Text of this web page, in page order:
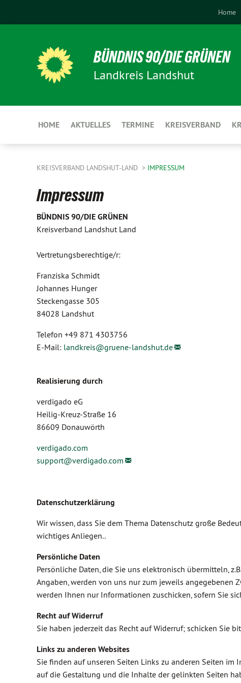
Home
BÜNDNIS 90/DIE GRÜNEN
Landkreis Landshut
HOME AKTUELLES TERMINE KREISVERBAND
KREISVERBAND LANDSHUT-LAND IMPRESSUM
Impressum
BÜNDNIS 90/DIE GRÜNEN
Kreisverband Landshut Land
Vertretungsberechtige/r:
Franziska Schmidt
Johannes Hunger
Steckengasse 305
84028 Landshut
Telefon +49 871 4303756
E-Mail: landkreis@gruene-landshut.de
Realisierung durch
verdigado eG
Heilig-Kreuz-Straße 16
86609 Donauwörth
verdigado.com
support@verdigado.com
Datenschutzerklärung
Wir wissen, dass Sie dem Thema Datenschutz große
wichtiges Anliegen..
Persönliche Daten
Persönliche Daten, die Sie uns elektronisch übermitteln,
Angaben, werden von uns nur zum jeweils angegebenen
werden Ihnen nur Informationen zuschicken, sofern Sie
Recht auf Widerruf
Sie haben jederzeit das Recht auf Widerruf; schicken Sie
Links zu anderen Websites
Sie finden auf unseren Seiten Links zu anderen Seiten
auf die Gestaltung und die Inhalte der gelinkten Seiten